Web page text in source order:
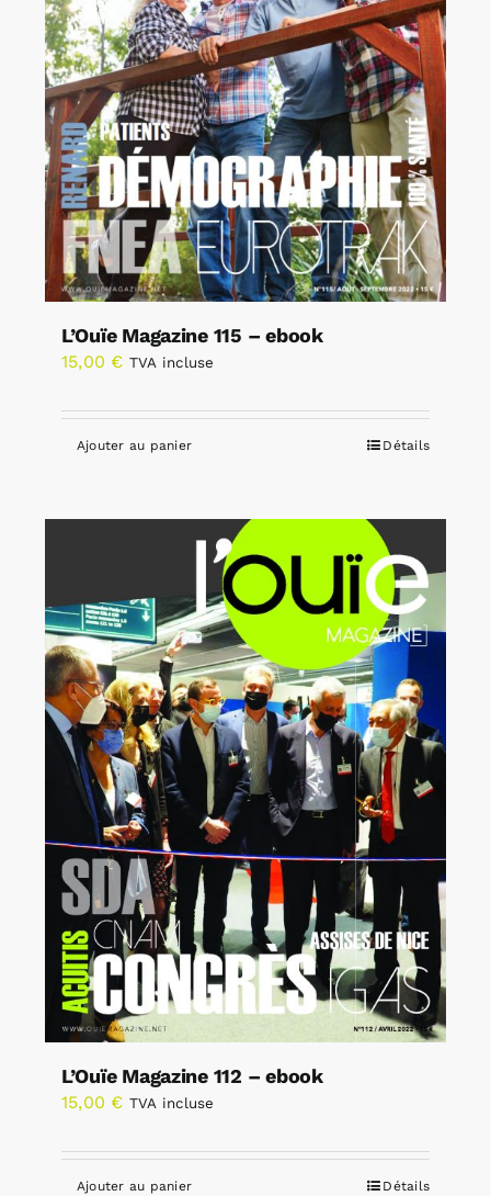
L’Ouïe Magazine 115 – ebook
15,00 € TVA incluse
Ajouter au panier Détails
L’Ouïe Magazine 112 – ebook
15,00 € TVA incluse
Ajouter au panier Détails